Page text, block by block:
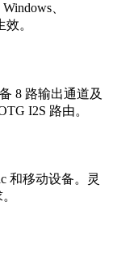
、
。
8 路输出通道及
I2S 路由。
和移动设备。灵